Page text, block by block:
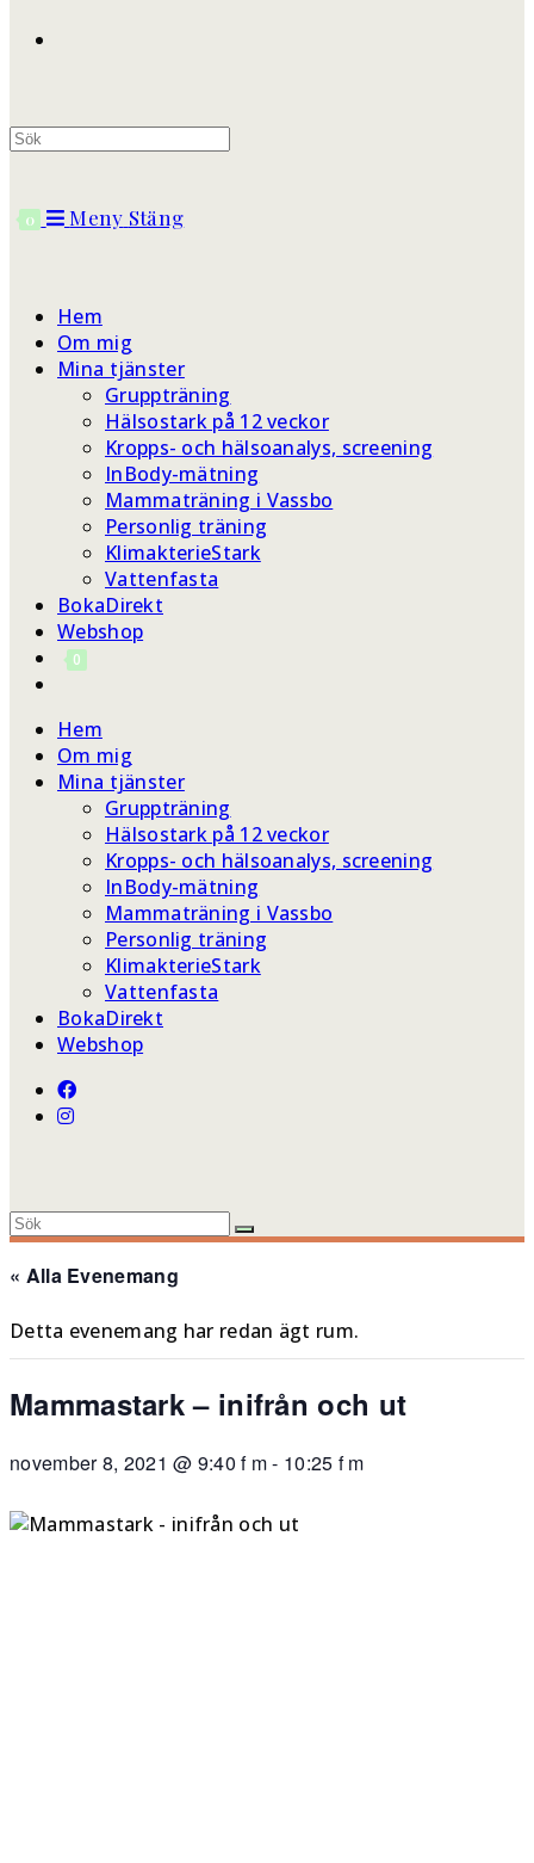
0 Meny Stäng
Hem
Om mig
Mina tjänster
Gruppträning
Hälsostark på 12 veckor
Kropps- och hälsoanalys, screening
InBody-mätning
Mammaträning i Vassbo
Personlig träning
KlimakterieStark
Vattenfasta
BokaDirekt
Webshop
0
Hem
Om mig
Mina tjänster
Gruppträning
Hälsostark på 12 veckor
Kropps- och hälsoanalys, screening
InBody-mätning
Mammaträning i Vassbo
Personlig träning
KlimakterieStark
Vattenfasta
BokaDirekt
Webshop
« Alla Evenemang
Detta evenemang har redan ägt rum.
Mammastark – inifrån och ut
november 8, 2021 @ 9:40 f m- 10:25 f m